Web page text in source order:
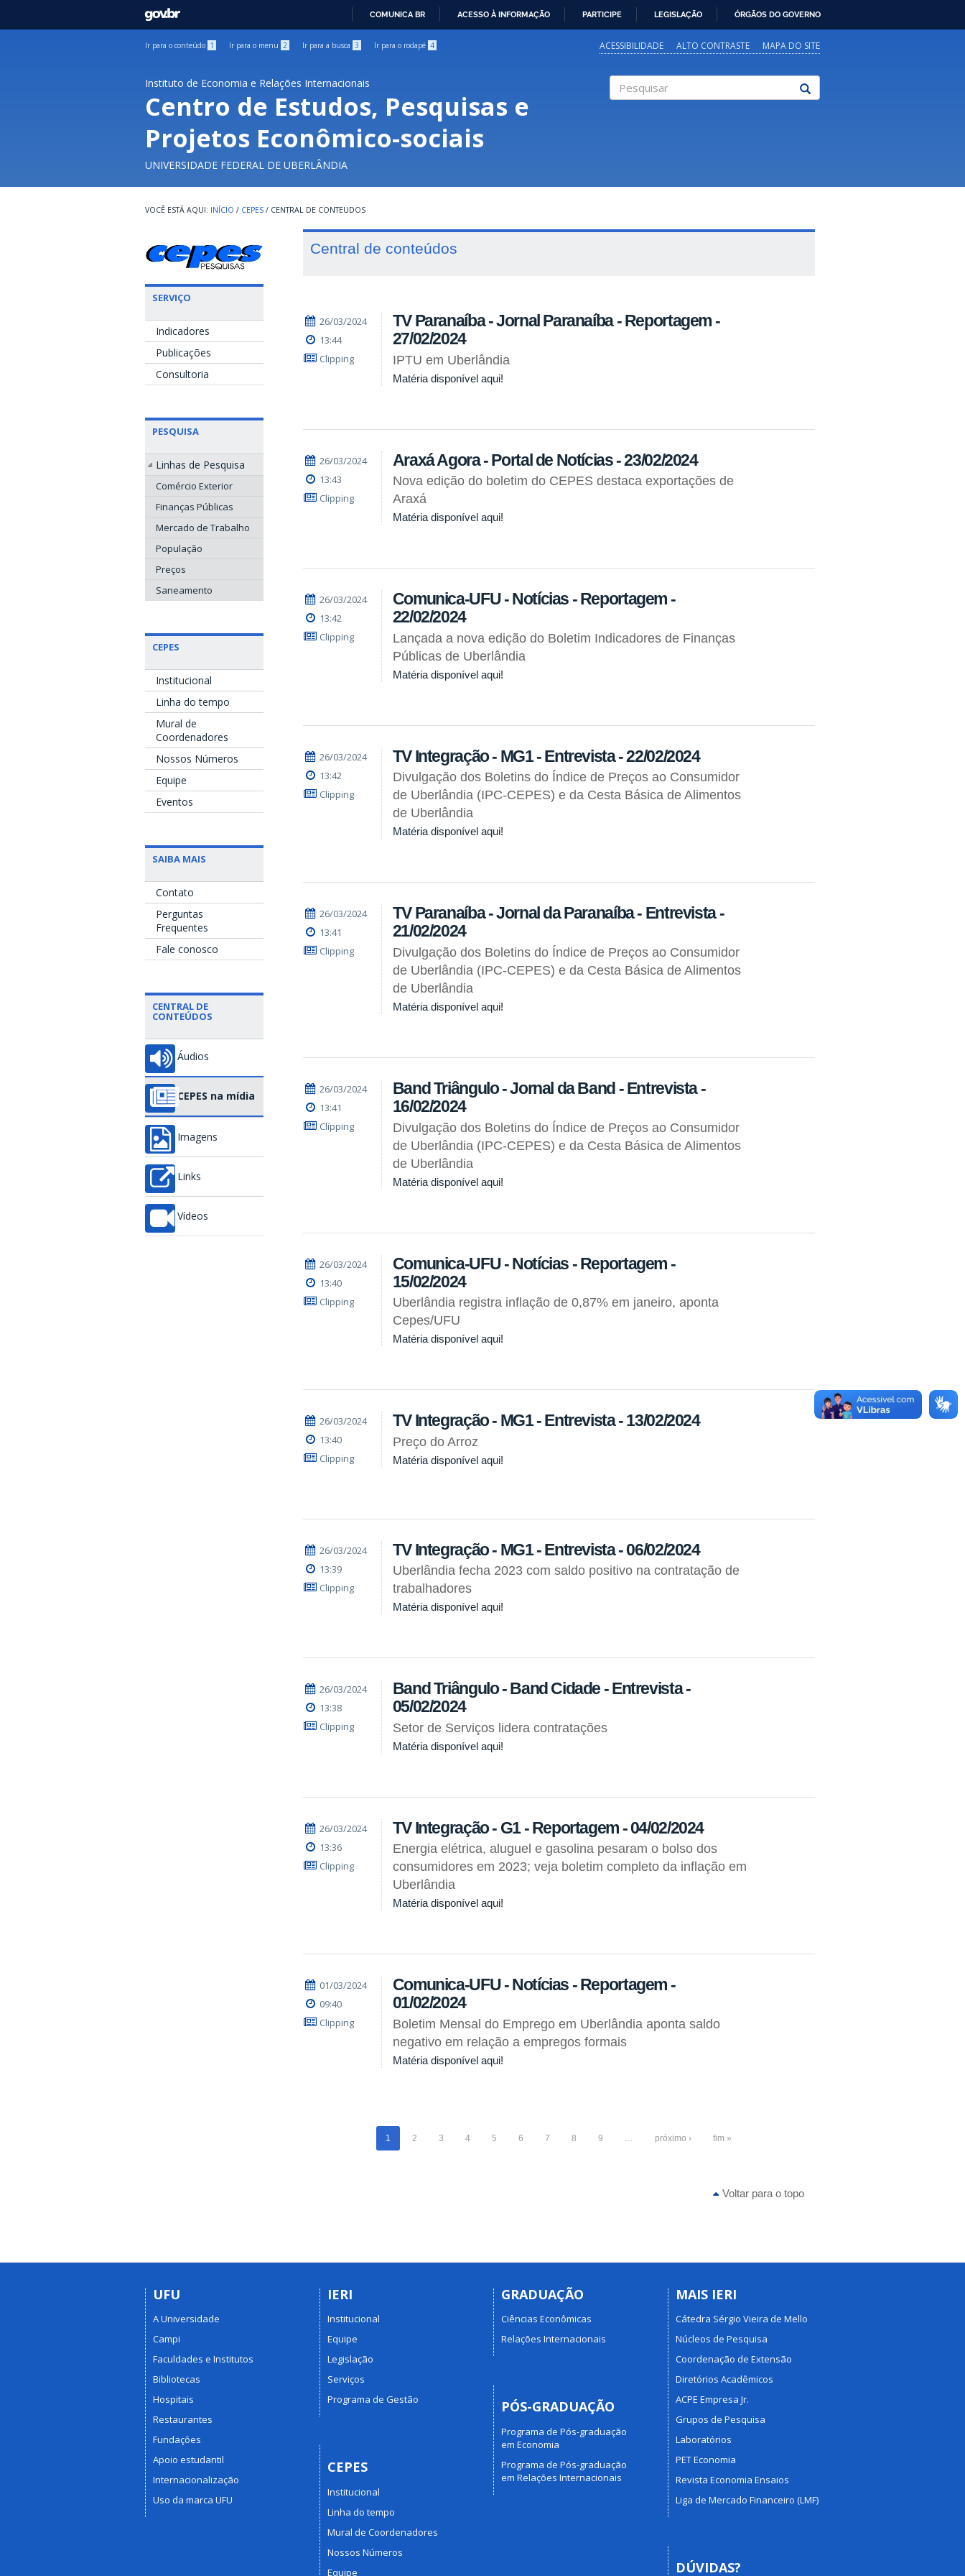
GOVBR
COMUNICA BR ACESSO À INFORMAÇÃO PARTICIPE LEGISLAÇÃO ÓRGÃOS DO GOVERNO
Ir para o conteúdo 1 Ir para o menu 2 Ir para a busca 3 Ir para o rodapé 4 ACESSIBILIDADE ALTO CONTRASTE MAPA DO SITE
Instituto de Economia e Relações Internacionais
Centro de Estudos, Pesquisas e
Projetos Econômico-sociais
UNIVERSIDADE FEDERAL DE UBERLÂNDIA
INÍCIO / CEPES / CENTRAL DE CONTEUDOS
SERVIÇO
Indicadores
Publicações
Consultoria
PESQUISA
Linhas de Pesquisa
Comércio Exterior
Finanças Públicas
Mercado de Trabalho
População
Preços
Saneamento
CEPES
Institucional
Linha do tempo
Mural de
Coordenadores
Nossos Números
Equipe
Eventos
SAIBA MAIS
Contato
Perguntas
Frequentes
Fale conosco
CENTRAL DE
CONTEÚDOS
Áudios
CEPES na mídia
Imagens
Links
Vídeos
Central de conteúdos
26/03/2024
13:44
Clipping
TV Paranaíba - Jornal Paranaíba - Reportagem -
27/02/2024
IPTU em Uberlândia
Matéria disponível aqui!
26/03/2024
13:43
Clipping
Araxá Agora - Portal de Notícias - 23/02/2024
Nova edição do boletim do CEPES destaca exportações de
Araxá
Matéria disponível aqui!
26/03/2024
13:42
Clipping
Comunica-UFU - Notícias - Reportagem -
22/02/2024
Lançada a nova edição do Boletim Indicadores de Finanças
Públicas de Uberlândia
Matéria disponível aqui!
26/03/2024
13:42
Clipping
TV Integração - MG1 - Entrevista - 22/02/2024
Divulgação dos Boletins do Índice de Preços ao Consumidor
de Uberlândia (IPC-CEPES) e da Cesta Básica de Alimentos
de Uberlândia
Matéria disponível aqui!
26/03/2024
13:41
Clipping
TV Paranaíba - Jornal da Paranaíba - Entrevista -
21/02/2024
Divulgação dos Boletins do Índice de Preços ao Consumidor
de Uberlândia (IPC-CEPES) e da Cesta Básica de Alimentos
de Uberlândia
Matéria disponível aqui!
26/03/2024
13:41
Clipping
Band Triângulo - Jornal da Band - Entrevista -
16/02/2024
Divulgação dos Boletins do Índice de Preços ao Consumidor
de Uberlândia (IPC-CEPES) e da Cesta Básica de Alimentos
de Uberlândia
Matéria disponível aqui!
26/03/2024
13:40
Clipping
Comunica-UFU - Notícias - Reportagem -
15/02/2024
Uberlândia registra inflação de 0,87% em janeiro, aponta
Cepes/UFU
Matéria disponível aqui!
26/03/2024
13:40
Clipping
TV Integração - MG1 - Entrevista - 13/02/2024
Preço do Arroz
Matéria disponível aqui!
26/03/2024
13:39
Clipping
TV Integração - MG1 - Entrevista - 06/02/2024
Uberlândia fecha 2023 com saldo positivo na contratação de
trabalhadores
Matéria disponível aqui!
26/03/2024
13:38
Clipping
Band Triângulo - Band Cidade - Entrevista -
05/02/2024
Setor de Serviços lidera contratações
Matéria disponível aqui!
26/03/2024
13:36
Clipping
TV Integração - G1 - Reportagem - 04/02/2024
Energia elétrica, aluguel e gasolina pesaram o bolso dos
consumidores em 2023; veja boletim completo da inflação em
Uberlândia
Matéria disponível aqui!
01/03/2024
09:40
Clipping
Comunica-UFU - Notícias - Reportagem -
01/02/2024
Boletim Mensal do Emprego em Uberlândia aponta saldo
negativo em relação a empregos formais
Matéria disponível aqui!
1 2 3 4 5 6 7 8 9 … próximo › fim »
Voltar para o topo
UFU
A Universidade
Campi
Faculdades e Institutos
Bibliotecas
Hospitais
Restaurantes
Fundações
Apoio estudantil
Internacionalização
Uso da marca UFU
IERI
Institucional
Equipe
Legislação
Serviços
Programa de Gestão
CEPES
Institucional
Linha do tempo
Mural de Coordenadores
Nossos Números
Equipe
GRADUAÇÃO
Ciências Econômicas
Relações Internacionais
PÓS-GRADUAÇÃO
Programa de Pós-graduação
em Economia
Programa de Pós-graduação
em Relações Internacionais
MAIS IERI
Cátedra Sérgio Vieira de Mello
Núcleos de Pesquisa
Coordenação de Extensão
Diretórios Acadêmicos
ACPE Empresa Jr.
Grupos de Pesquisa
Laboratórios
PET Economia
Revista Economia Ensaios
Liga de Mercado Financeiro (LMF)
DÚVIDAS?